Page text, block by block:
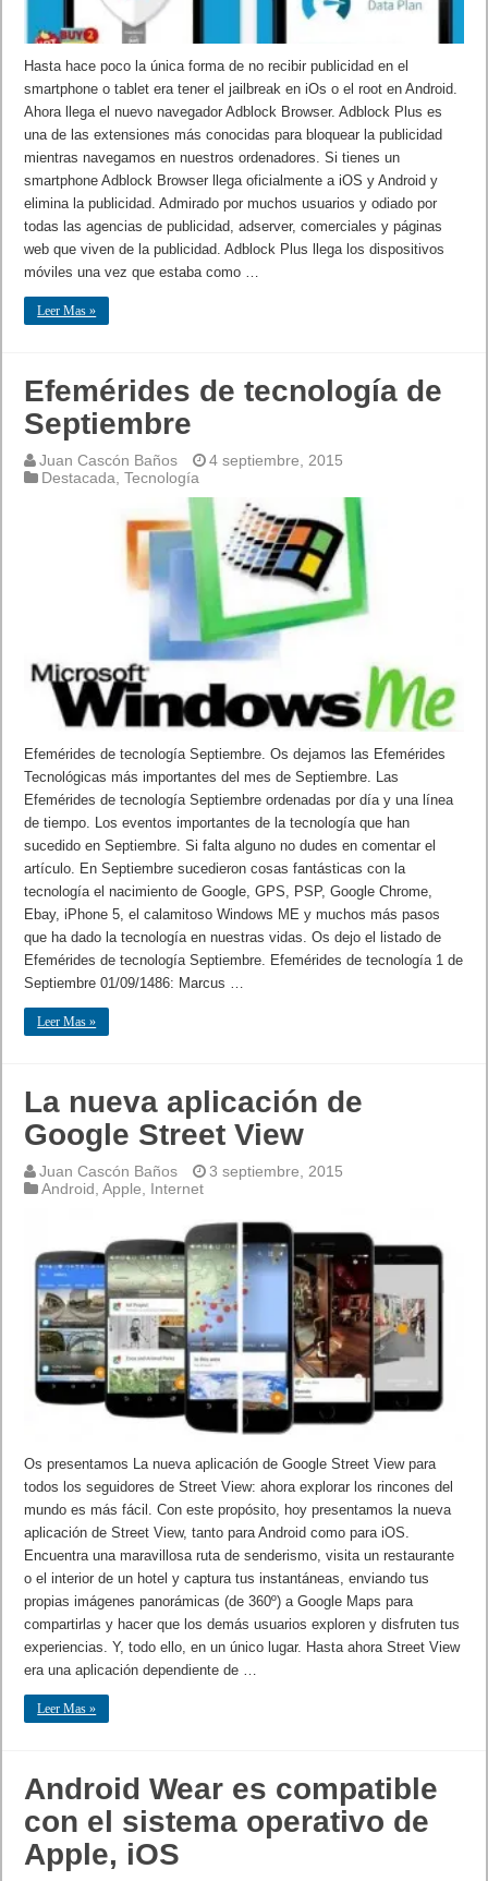
Hasta hace poco la única forma de no recibir publicidad en el
smartphone o tablet era tener el jailbreak en iOs o el root en Android.
Ahora llega el nuevo navegador Adblock Browser. Adblock Plus es
una de las extensiones más conocidas para bloquear la publicidad
mientras navegamos en nuestros ordenadores. Si tienes un
smartphone Adblock Browser llega oficialmente a iOS y Android y
elimina la publicidad. Admirado por muchos usuarios y odiado por
todas las agencias de publicidad, adserver, comerciales y páginas
web que viven de la publicidad. Adblock Plus llega los dispositivos
móviles una vez que estaba como …
Leer Mas »
Efemérides de tecnología de
Septiembre
Juan Cascón Baños
4 septiembre, 2015
Destacada ,Tecnología
Efemérides de tecnología Septiembre. Os dejamos las Efemérides
Tecnológicas más importantes del mes de Septiembre. Las
Efemérides de tecnología Septiembre ordenadas por día y una línea
de tiempo. Los eventos importantes de la tecnología que han
sucedido en Septiembre. Si falta alguno no dudes en comentar el
artículo. En Septiembre sucedieron cosas fantásticas con la
tecnología el nacimiento de Google, GPS, PSP, Google Chrome,
Ebay, iPhone 5, el calamitoso Windows ME y muchos más pasos
que ha dado la tecnología en nuestras vidas. Os dejo el listado de
Efemérides de tecnología Septiembre. Efemérides de tecnología 1 de
Septiembre 01/09/1486: Marcus …
Leer Mas »
La nueva aplicación de
Google Street View
Juan Cascón Baños
3 septiembre, 2015
Android ,Apple Internet
Os presentamos La nueva aplicación de Google Street View para
todos los seguidores de Street View: ahora explorar los rincones del
mundo es más fácil. Con este propósito, hoy presentamos la nueva
aplicación de Street View, tanto para Android como para iOS.
Encuentra una maravillosa ruta de senderismo, visita un restaurante
o el interior de un hotel y captura tus instantáneas, enviando tus
propias imágenes panorámicas (de 360º) a Google Maps para
compartirlas y hacer que los demás usuarios exploren y disfruten tus
experiencias. Y, todo ello, en un único lugar. Hasta ahora Street View
era una aplicación dependiente de …
Leer Mas »
Android Wear es compatible
con el sistema operativo de
Apple, iOS